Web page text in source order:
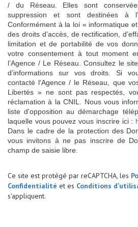
/ du Réseau. Elles sont
suppression et sont destinées à
Conformément à la loi « informatique
des droits d’accès, de rectification,
limitation et de portabilité de vos
votre consentement à tout moment
l’Agence / Le Réseau. Consultez le site
d’informations sur vos droits. Si
contacté l'Agence / le Réseau, que
Libertés » ne sont pas respectés,
réclamation à la CNIL. Nous vous
liste d'opposition au démarchage
laquelle vous pouvez vous inscrire ici :
Dans le cadre de la protection des
vous invitons à ne pas inscrire de
champ de saisie libre.
Ce site est protégé par reCAPTCHA, les
Confidentialité et es Conditions
s'appliquent.